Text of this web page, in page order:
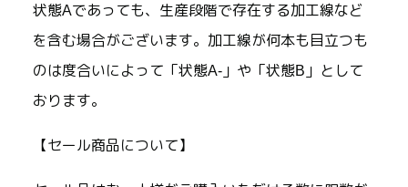
状態Aであっても、生産段階で存在する加工線など
を含む場合がございます。加工線が何本も目立つも
のは度合いによって「状態A-」や「状態B」として
おります。
【セール商品について】